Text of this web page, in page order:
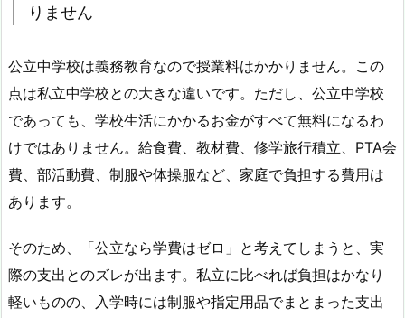
りません
公立中学校は義務教育なので授業料はかかりません。この
点は私立中学校との大きな違いです。ただし、公立中学校
であっても、学校生活にかかるお金がすべて無料になるわ
けではありません。給食費、教材費、修学旅行積立、PTA会
費、部活動費、制服や体操服など、家庭で負担する費用は
あります。
そのため、「公立なら学費はゼロ」と考えてしまうと、実
際の支出とのズレが出ます。私立に比べれば負担はかなり
軽いものの、入学時には制服や指定用品でまとまった支出